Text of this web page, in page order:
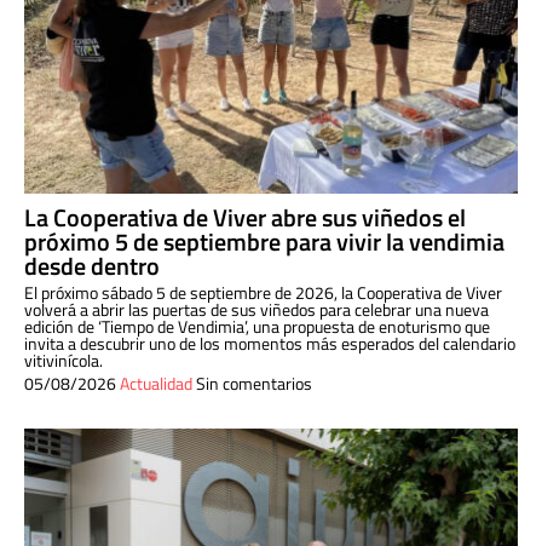
La Cooperativa de Viver abre sus viñedos el
próximo 5 de septiembre para vivir la vendimia
desde dentro
El próximo sábado 5 de septiembre de 2026, la Cooperativa de Viver
volverá a abrir las puertas de sus viñedos para celebrar una nueva
edición de ‘Tiempo de Vendimia’, una propuesta de enoturismo que
invita a descubrir uno de los momentos más esperados del calendario
vitivinícola.
05/08/2026ActualidadSin comentarios